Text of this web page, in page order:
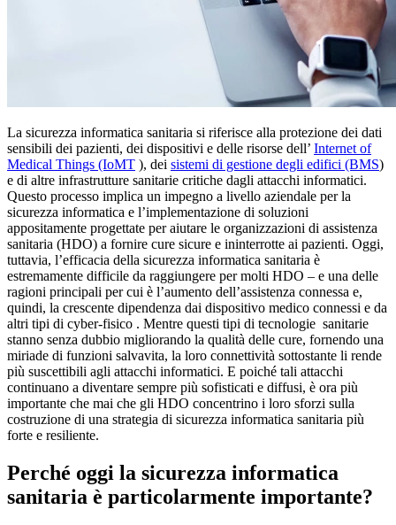
La sicurezza informatica sanitaria si riferisce alla protezione dei dati
sensibili dei pazienti, dei dispositivi e delle risorse dell’ Internet of
Medical Things (IoMT ), dei sistemi di gestione degli edifici (BMS)
e di altre infrastrutture sanitarie critiche dagli attacchi informatici.
Questo processo implica un impegno a livello aziendale per la
sicurezza informatica e l’implementazione di soluzioni
appositamente progettate per aiutare le organizzazioni di assistenza
sanitaria (HDO) a fornire cure sicure e ininterrotte ai pazienti. Oggi,
tuttavia, l’efficacia della sicurezza informatica sanitaria è
estremamente difficile da raggiungere per molti HDO – e una delle
ragioni principali per cui è l’aumento dell’assistenza connessa e,
quindi, la crescente dipendenza dai dispositivo medico connessi e da
altri tipi di cyber-fisico . Mentre questi tipi di tecnologie sanitarie
stanno senza dubbio migliorando la qualità delle cure, fornendo una
miriade di funzioni salvavita, la loro connettività sottostante li rende
più suscettibili agli attacchi informatici. E poiché tali attacchi
continuano a diventare sempre più sofisticati e diffusi, è ora più
importante che mai che gli HDO concentrino i loro sforzi sulla
costruzione di una strategia di sicurezza informatica sanitaria più
forte e resiliente.
Perché oggi la sicurezza informatica
sanitaria è particolarmente importante?